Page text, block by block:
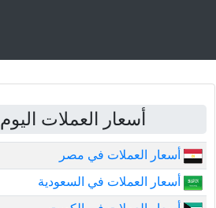
أسعار العملات اليوم
أسعار العملات في مصر
أسعار العملات في السعودية